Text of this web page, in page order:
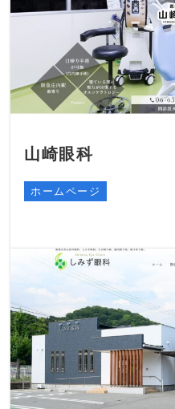
山崎眼科
ホームページ